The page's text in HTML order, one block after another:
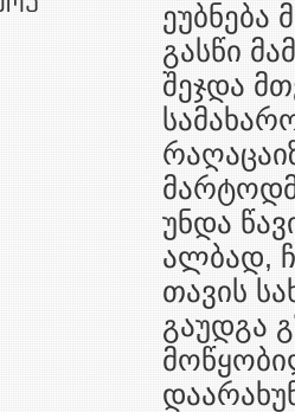
ეუბნება
გასწი
შეჯდა
უნდა
ალბად,
თავის
გაუდგა